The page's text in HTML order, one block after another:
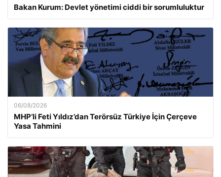
Bakan Kurum: Devlet yönetimi ciddi bir sorumluluktur
06/08/2026
MHP’li Feti Yıldız’dan Terörsüz Türkiye İçin Çerçeve
Yasa Tahmini